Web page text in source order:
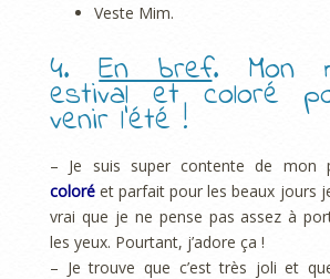
Veste Mim.
4.En bref. Mon
estival et coloré
venir l’été !
– Je suis super contente de mon
coloré et parfait pour les beaux jours
vrai que je ne pense pas assez à
les yeux. Pourtant, j’adore ça !
– Je trouve que c’est très joli et